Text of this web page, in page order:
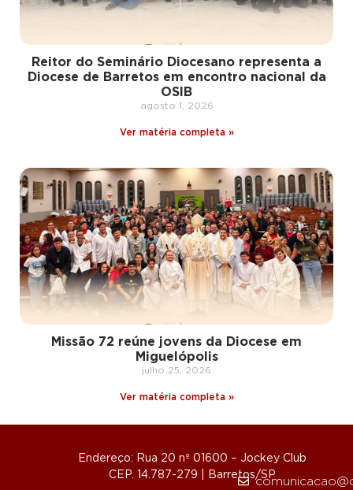
Reitor do Seminário Diocesano representa a
Diocese de Barretos em encontro nacional da
OSIB
agosto 1, 2026
Ver matéria completa »
Missão 72 reúne jovens da Diocese em
Miguelópolis
julho 25, 2026
Ver matéria completa »
Endereço: Rua 20 nº 01600 – Jockey Club
CEP. 14.787-279 | Barretos/SP